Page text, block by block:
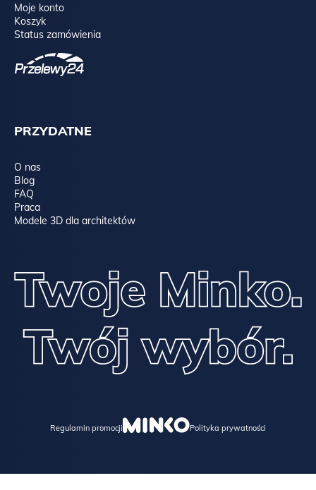
Moje konto
Koszyk
Status zamówienia
PRZYDATNE
O nas
Blog
FAQ
Praca
Modele 3D dla architektów
Regulamin promocji Polityka prywatności